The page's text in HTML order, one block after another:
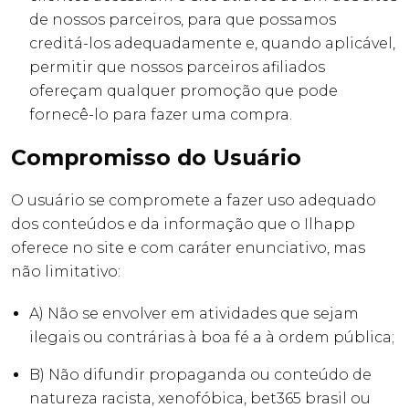
de nossos parceiros, para que possamos
creditá-los adequadamente e, quando aplicável,
permitir que nossos parceiros afiliados
ofereçam qualquer promoção que pode
fornecê-lo para fazer uma compra.
Compromisso do Usuário
O usuário se compromete a fazer uso adequado
dos conteúdos e da informação que o Ilhapp
oferece no site e com caráter enunciativo, mas
não limitativo:
A) Não se envolver em atividades que sejam
ilegais ou contrárias à boa fé a à ordem pública;
B) Não difundir propaganda ou conteúdo de
natureza racista, xenofóbica, bet365 brasil
ou